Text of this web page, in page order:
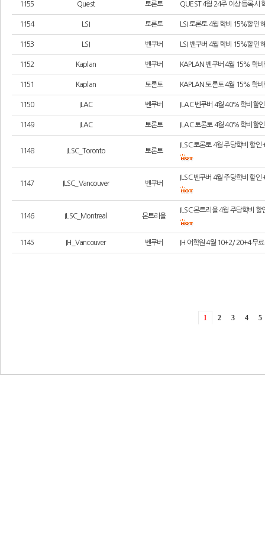
1155 Quest 토론토 QUEST 4월 24주 이상 등록시
1154 LSI 토론토 LSI 토론토 4월 학비 15%할인
1153 LSI 벤쿠버 LSI 밴쿠버 4월 학비 15%할인
1152 Kaplan 벤쿠버 KAPLAN 벤쿠버 4월 15% 학
1151 Kaplan 토론토 KAPLAN 토론토 4월 15% 학
1150 ILAC 벤쿠버 ILAC 벤쿠버 4월 40% 학비할
1149 ILAC 토론토 ILAC 토론토 4월 40% 학비할
1148 ILSC_Toronto 토론토
ILSC 토론토 4월 주당학비 할
1147 ILSC_Vancouver 벤쿠버
ILSC 벤쿠버 4월 주당학비 할
1146 ILSC_Montreal 몬트리올
ILSC 몬트리올 4월 주당학비
1145 IH_Vancouver 벤쿠버 IH 어학원 4월 10+2/ 20+4 무
1 2 3 4 5